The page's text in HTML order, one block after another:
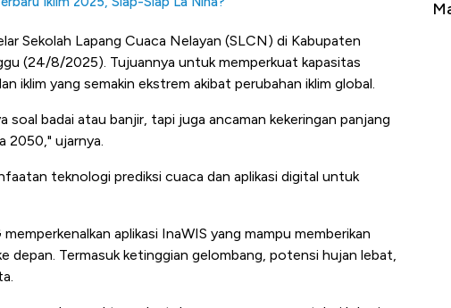
Sekolah Lapang Cuaca Nelayan (SLCN) di Kabupaten
(24/8/2025). Tujuannya untuk memperkuat kapasitas
iklim yang semakin ekstrem akibat perubahan iklim global.
soal badai atau banjir, tapi juga ancaman kekeringan panjang
2050," ujarnya.
teknologi prediksi cuaca dan aplikasi digital untuk
aplikasi InaWIS yang mampu memberikan
depan. Termasuk ketinggian gelombang, potensi hujan lebat,
Berbahaya
Mana yang Cuannya Paling Menyala?